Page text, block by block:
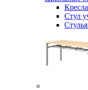
Стул